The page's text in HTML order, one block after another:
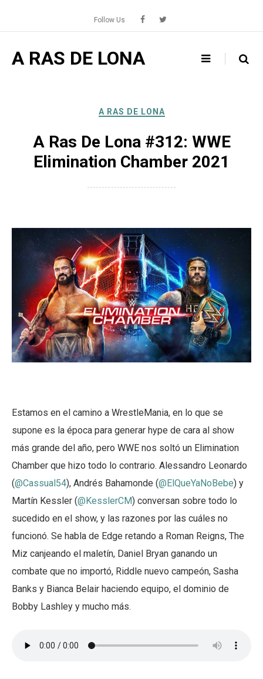
content
Follow Us
A RAS DE LONA
A RAS DE LONA
A Ras De Lona #312: WWE
Elimination Chamber 2021
Estamos en el camino a WrestleMania, en lo que se
supone es la época para generar hype de cara al show
más grande del año, pero WWE nos soltó un Elimination
Chamber que hizo todo lo contrario. Alessandro Leonardo
(@Cassual54), Andrés Bahamonde (@ElQueYaNoBebe) y
Martín Kessler (@KesslerCM) conversan sobre todo lo
sucedido en el show, y las razones por las cuáles no
funcionó. Se habla de Edge retando a Roman Reigns, The
Miz canjeando el maletín, Daniel Bryan ganando un
combate que no importó, Riddle nuevo campeón, Sasha
Banks y Bianca Belair haciendo equipo, el dominio de
Bobby Lashley y mucho más.